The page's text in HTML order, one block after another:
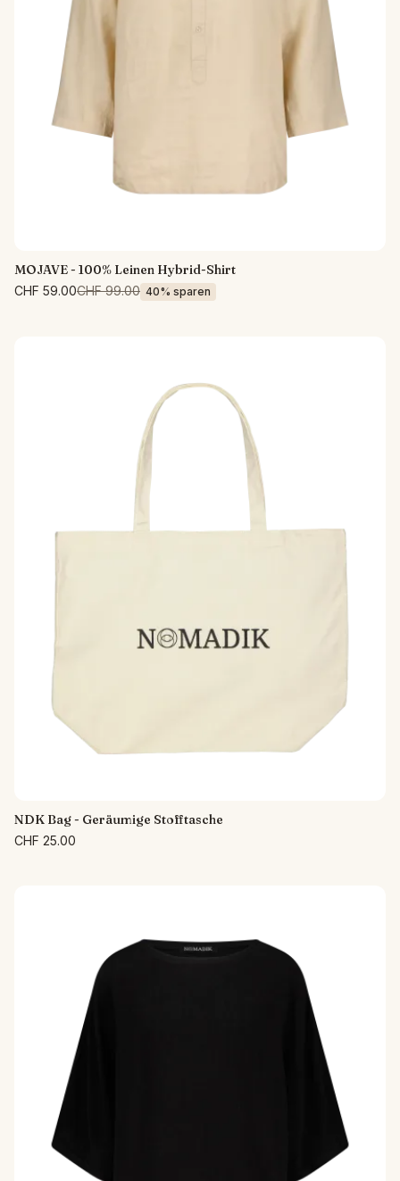
MOJAVE - 100% Leinen Hybrid-Shirt
CHF 59.00CHF 99.00 40% sparen
NDK Bag - Geräumige Stofftasche
CHF 25.00